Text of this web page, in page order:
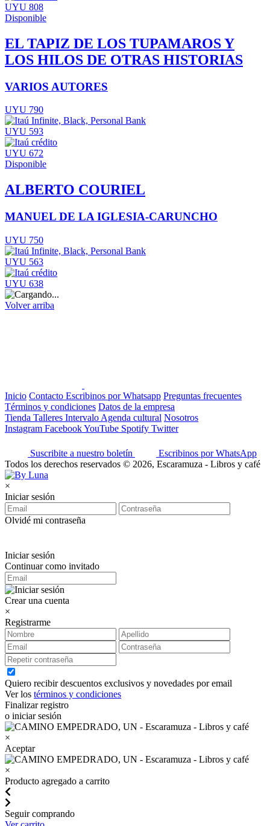
UYU 808
Disponible
EL TAPIZ DE LOS TUPAMAROS Y
LOS HILOS DE OTRAS HISTORIAS
VARIOS AUTORES
UYU 790
UYU 593
UYU 672
Disponible
ALBERTO COURIEL
MANUEL DE LA IGLESIA-CARUNCHO
UYU 750
UYU 563
UYU 638
Volver arriba
Inicio Contacto Escribinos por Whatsapp Preguntas frecuentes
Términos y condiciones Datos de la empresa
Tienda Talleres Intervalo Agenda cultural Nosotros
Instagram FacebookYouTube Spotify Twitter
Suscribite a nuestro boletín
Escribinos por WhatsApp
Todos los derechos reservados © 2026, Escaramuza - Libros y café
×
Iniciar sesión
Olvidé mi contraseña
Iniciar sesión
Continuar como invitado
Crear una cuenta
×
Registrarme
Quiero recibir descuentos exclusivos y novedades por email
Ver los términos y condiciones
Finalizar registro
o iniciar sesión
×
Aceptar
×
Producto agregado a carrito
Seguir comprando